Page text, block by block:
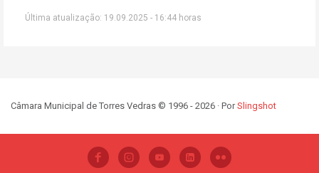
Última atualização: 19.09.2025 - 16:44 horas
Câmara Municipal de Torres Vedras © 1996 - 2026 · PorSlingshot